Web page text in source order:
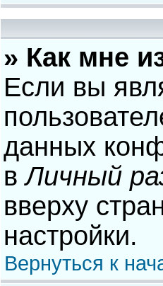
» Как мне
Если вы
данных
вЛичный
вверху
настройки.
Вернуться к